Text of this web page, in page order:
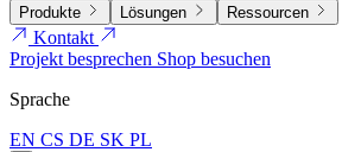
Produkte Lösungen Ressourcen
Kontakt
Projekt besprechen Shop besuchen
Sprache
EN CS DE SK PL